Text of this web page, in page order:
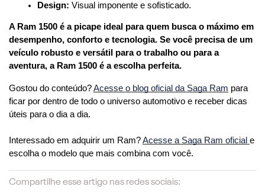
Design: Visual imponente e sofisticado.
A Ram 1500 é a picape ideal para quem busca o máximo em
desempenho, conforto e tecnologia. Se você precisa de um
veículo robusto e versátil para o trabalho ou para a
aventura, a Ram 1500 é a escolha perfeita.
Gostou do conteúdo? Acesse o blog oficial da Saga Ram para
ficar por dentro de todo o universo automotivo e receber dicas
úteis para o dia a dia.
Interessado em adquirir um Ram? Acesse a Saga Ram oficial e
escolha o modelo que mais combina com você.
Compartilhe esse artigo nas redes sociais: